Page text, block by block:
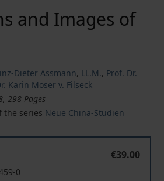
and Images of
Dieter Assmann, LL.M., Prof. Dr.
Karin Moser v. Filseck
298 Pages
the series Neue China-Studien
€39.00
0